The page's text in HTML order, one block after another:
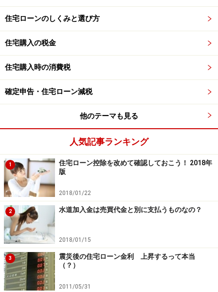
住宅ローンのしくみと選び方
住宅購入の税金
住宅購入時の消費税
確定申告・住宅ローン減税
他のテーマも見る
人気記事ランキング
1
住宅ローン控除を改めて確認しておこう！ 2018年
版
2018/01/22
2 水道加入金は売買代金と別に支払うものなの？
2018/01/15
3
震災後の住宅ローン金利 上昇するって本当
（？）
2011/05/31